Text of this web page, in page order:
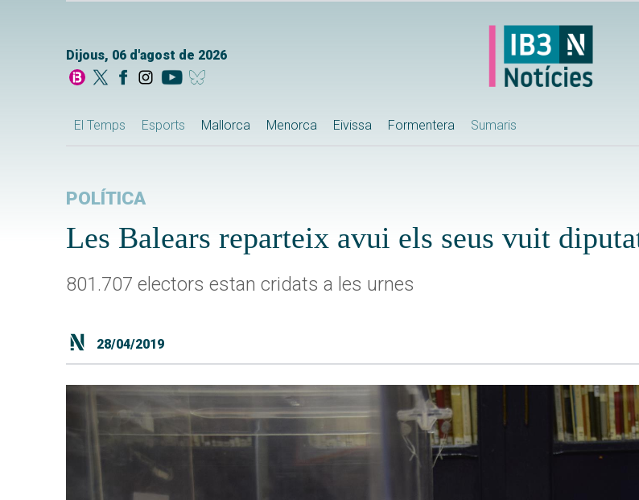
Dijous, 06 d'agost de 2026
El Temps Esports Mallorca Menorca Eivissa Formentera Sumaris
POLÍTICA
Les Balears reparteix avui els seus vuit
801.707 electors estan cridats a les urnes
28/04/2019